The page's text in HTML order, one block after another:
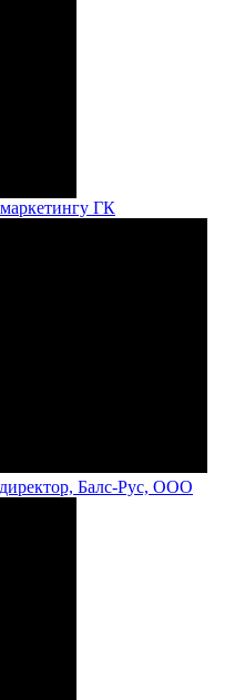
ГК
Балс-Рус, ООО